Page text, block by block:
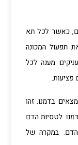
כאשר לכל תא
תפעול המכונה
מענה לכל
פציעות.
בדמנו. זהו
לטסיות הדם
במקרה של